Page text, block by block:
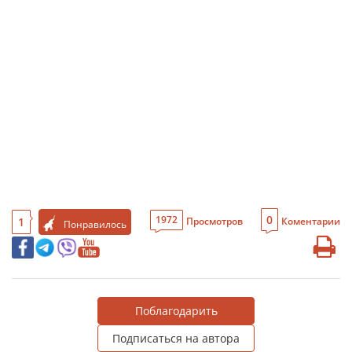
1 Понравилось 1972 Просмотров 0 Коментарии
Поблагодарить
Подписаться на автора